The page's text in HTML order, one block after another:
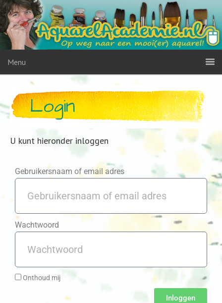
Menu
Login
U kunt hieronder inloggen
Gebruikersnaam of email adres
Wachtwoord
Onthoud mij
Inloggen